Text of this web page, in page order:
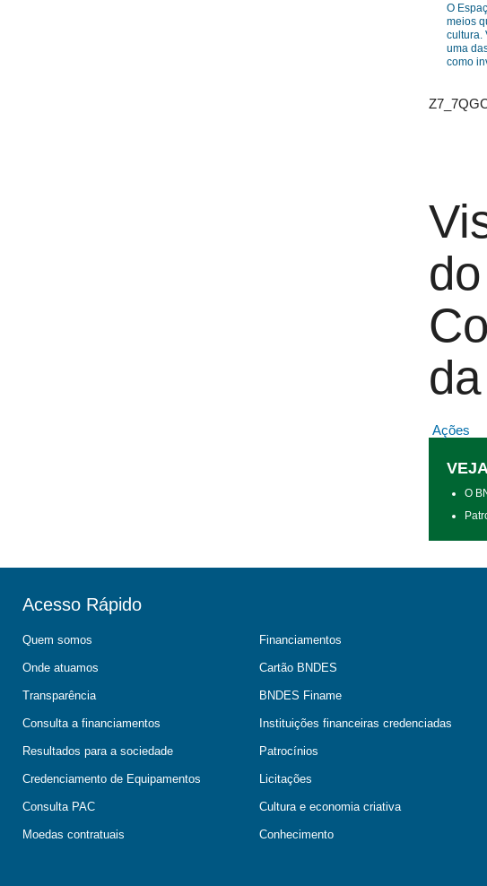
O
meios
cultura.
uma
como
do
Ações
O
Acesso Rápido
Quem somos
Onde atuamos
Transparência
Consulta a financiamentos
Resultados para a sociedade
Credenciamento de Equipamentos
Consulta PAC
Moedas contratuais
Financiamentos
Cartão BNDES
BNDES Finame
Instituições financeiras credenciadas
Patrocínios
Licitações
Cultura e economia criativa
Conhecimento